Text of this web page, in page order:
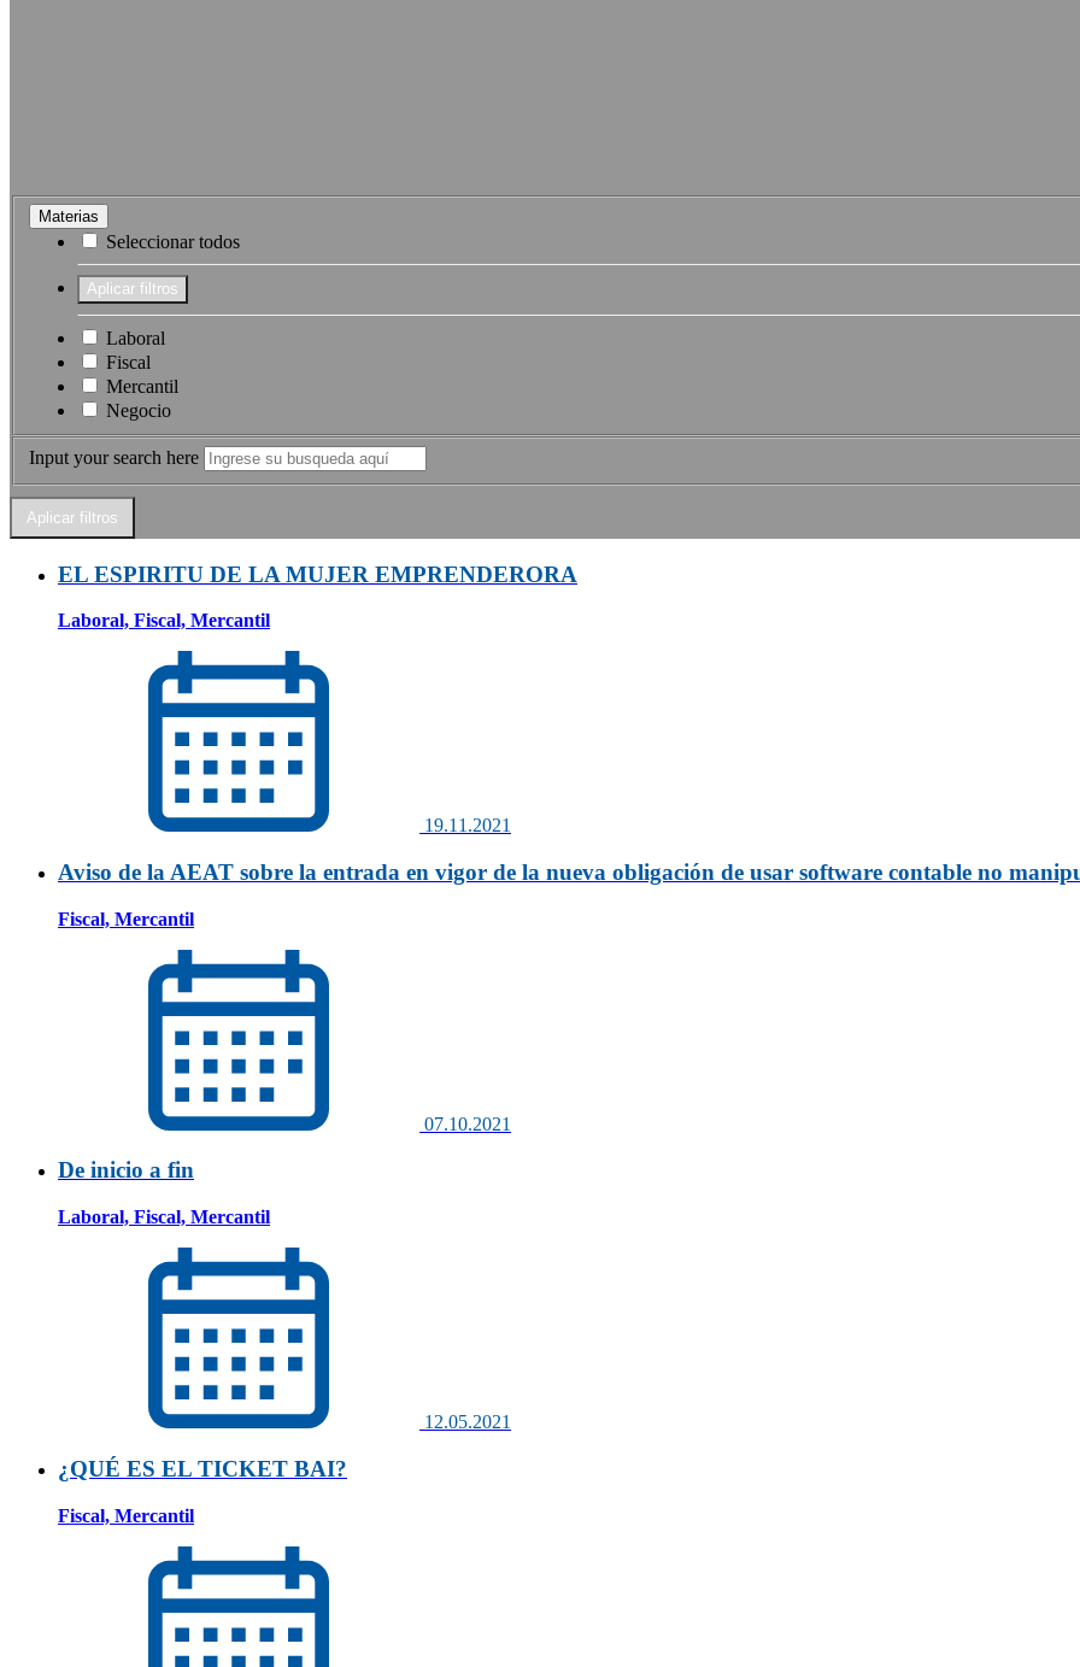
Materias
Seleccionar todos
Laboral
Fiscal
Mercantil
Negocio
Input your search here
EL ESPIRITU DE LA MUJER EMPRENDERORA
Laboral, Fiscal, Mercantil
19.11.2021
Aviso de la AEAT sobre la entrada en vigor de la nueva obligación de usar software contable no
Fiscal, Mercantil
07.10.2021
De inicio a fin
Laboral, Fiscal, Mercantil
12.05.2021
¿QUÉ ES EL TICKET BAI?
Fiscal, Mercantil